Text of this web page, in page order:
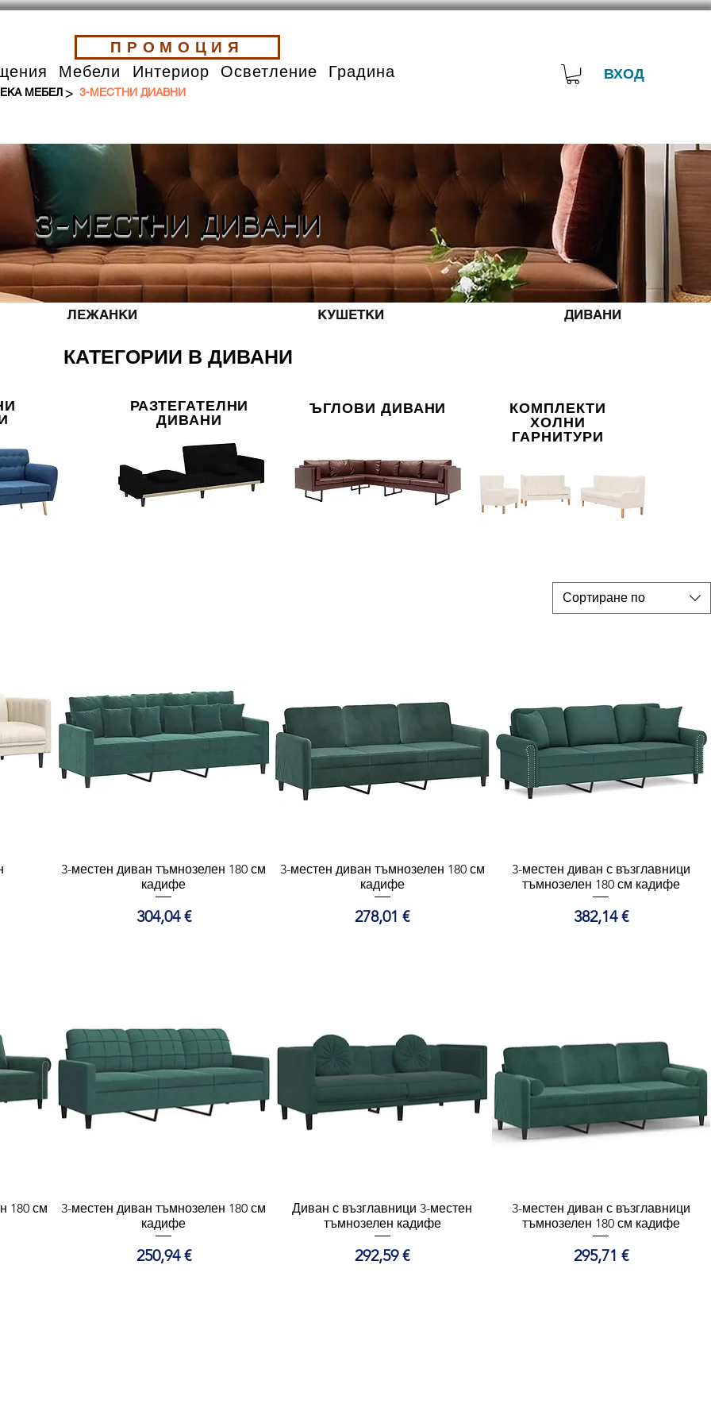
ПРОМОЦИЯ
Мебели Интериор Осветление Градина
МЕБЕЛ > 3-МЕСТНИ ДИАВНИ
ВХОД
3-МЕСТНИ ДИВАНИ
ЛЕЖАНКИ КУШЕТКИ ДИВАНИ
КАТЕГОРИИ В ДИВАНИ
РАЗТЕГАТЕЛНИ
ДИВАНИ
ЪГЛОВИ ДИВАНИ
КОМПЛЕКТИ
ХОЛНИ
ГАРНИТУРИ
Сортиране по
Бърз преглед
3-местен диван тъмнозелен 180 см
кадифе
Цена
304,04 €
Бърз преглед
3-местен диван тъмнозелен 180 см
кадифе
Цена
278,01 €
Бърз преглед
3-местен диван с възглавници
тъмнозелен 180 см кадифе
Цена
382,14 €
180 см
Бърз преглед
3-местен диван тъмнозелен 180 см
кадифе
Цена
250,94 €
Бърз преглед
Диван с възглавници 3-местен
тъмнозелен кадифе
Цена
292,59 €
Бърз преглед
3-местен диван с възглавници
тъмнозелен 180 см кадифе
Цена
295,71 €